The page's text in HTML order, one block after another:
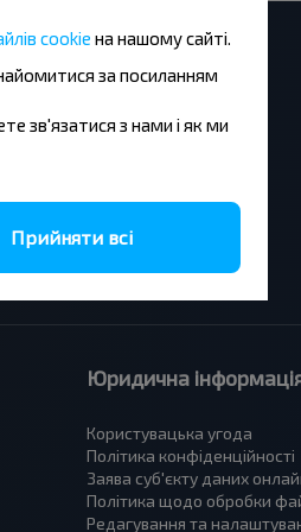
Київ - Прага
Юридична
Користувацька угода
Політика конфіденційності
Заява суб'єкту даних
Політика щодо обробки
Редагування та
cookie на нашому сайті.
за посиланням
зв'язатися з нами і як ми
Прийняти всі